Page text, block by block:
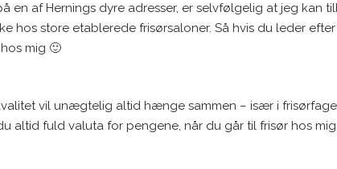
en af Hernings dyre adresser, er selvfølgelig at jeg kan
hos store etablerede frisørsaloner. Så hvis du leder
mig 🙂
vil unægtelig altid hænge sammen – især i
altid fuld valuta for pengene, når du går til frisør hos mig.